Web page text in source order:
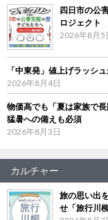
四日市の公
ロジェクト
2026年8月5
「中東発」値上げラッシ
2026年8月4日
物価高でも「夏は家族で
猛暑への備えも必須
2026年8月3日
カルチャー
旅の思い出
せ「旅行川